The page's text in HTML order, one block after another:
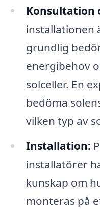
Konsultation
installationen
grundlig
energibehov
solceller. En
bedöma
vilken typ av
Installation:
installatörer
kunskap om
monteras på